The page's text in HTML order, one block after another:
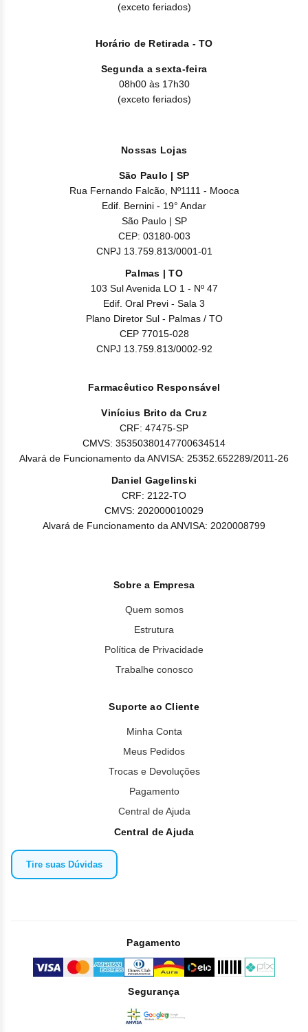
(exceto feriados)
Horário de Retirada - TO
Segunda a sexta-feira
08h00 às 17h30
(exceto feriados)
Nossas Lojas
São Paulo | SP
Rua Fernando Falcão, Nº1111 - Mooca
Edif. Bernini - 19° Andar
São Paulo | SP
CEP: 03180-003
CNPJ 13.759.813/0001-01
Palmas | TO
103 Sul Avenida LO 1 - Nº 47
Edif. Oral Previ - Sala 3
Plano Diretor Sul - Palmas / TO
CEP 77015-028
CNPJ 13.759.813/0002-92
Farmacêutico Responsável
Vinícius Brito da Cruz
CRF: 47475-SP
CMVS: 35350380147700634514
Alvará de Funcionamento da ANVISA: 25352.652289/2011-26
Daniel Gagelinski
CRF: 2122-TO
CMVS: 202000010029
Alvará de Funcionamento da ANVISA: 2020008799
Sobre a Empresa
Quem somos
Estrutura
Política de Privacidade
Trabalhe conosco
Suporte ao Cliente
Minha Conta
Meus Pedidos
Trocas e Devoluções
Pagamento
Central de Ajuda
Central de Ajuda
Tire suas Dúvidas
Pagamento
Segurança